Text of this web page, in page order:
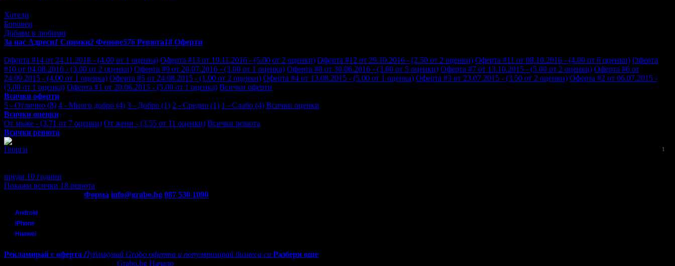
Хотели
Боровец
Добави в любими
За нас Адреси1 Снимки2 Фенове576 Ревюта18 Оферти
Оферта #14 от 24.11.2018 - (4.00 от 1 оценка) Оферта #13 от 19.11.2016 - (5.00 от 2 оценки) Оферта #12 от 29.10.2016 - (2.50 от 2 оценки) Оферта #11 от 08.10.2016 - (4.00 от 6 оценки) Оферта
#10 от 04.08.2016 - (3.00 от 2 оценки) Оферта #9 от 20.07.2016 - (3.00 от 1 оценка) Оферта #8 от 30.06.2016 - (3.60 от 5 оценки) Оферта #7 от 13.10.2015 - (5.00 от 2 оценки) Оферта #6 от
24.09.2015 - (4.00 от 1 оценка) Оферта #5 от 24.08.2015 - (1.00 от 2 оценки) Оферта #4 от 13.08.2015 - (5.00 от 1 оценка) Оферта #3 от 23.07.2015 - (3.50 от 2 оценки) Оферта #2 от 06.07.2015 -
(5.00 от 1 оценка) Оферта #1 от 20.06.2015 - (5.00 от 1 оценка) Всички оферти
Всички оферти
5 - Отлично (8) 4 - Много добро (4) 3 - Добро (1) 2 - Средно (1) 1 - Слабо (4) Всички оценки
Всички оценки
От мъже - (3.71 от 7 оценки) От жени - (3.55 от 11 оценки) Всички ревюта
Всички ревюта
Георги
1
преди 10 години
Покажи всички 18 ревюта
Форма info@grabo.bg 087 530 1090
Android
iPhone
Huawei
Рекламирай с оферта Публикувай Grabo оферта и популяризирай бизнеса си Разбери още
Grabo.bg Начало